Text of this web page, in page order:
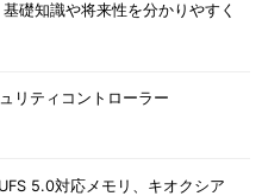
礎知識や将来性を分かりやすく
リティコントローラー
5.0対応メモリ、キオクシア